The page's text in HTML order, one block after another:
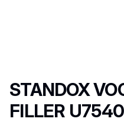
STANDOX
FILLER